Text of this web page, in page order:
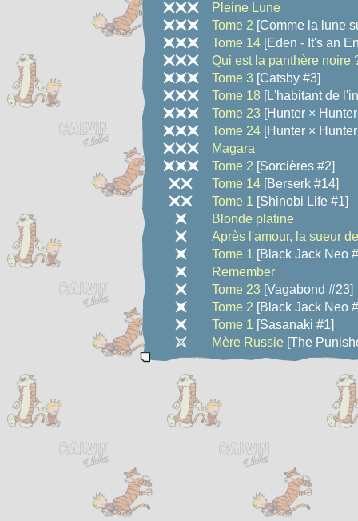
Pleine Lune
Tome 2 [Comme la lune
Tome 14 [Eden - It's an
Qui est la panthère noire
Tome 3 [Catsby #3]
Tome 18 [L'habitant de
Tome 23 [Hunter × Hunter
Tome 24 [Hunter × Hunter
Magara
Tome 2 [Sorcières #2]
Tome 14 [Berserk #14]
Tome 1 [Shinobi Life #1]
Blonde platine
Après l'amour, la sueur
Tome 1 [Black Jack Neo
Remember
Tome 23 [Vagabond #23]
Tome 2 [Black Jack Neo
Tome 1 [Sasanaki #1]
Mère Russie [The